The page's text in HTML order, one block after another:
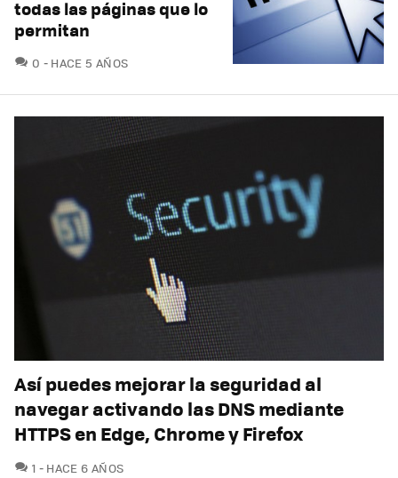
todas las páginas que lo
permitan
0 COMENTARIOS
HACE 5 AÑOS
Así puedes mejorar la seguridad al
navegar activando las DNS mediante
HTTPS en Edge, Chrome y Firefox
1 COMENTARIOS
HACE 6 AÑOS